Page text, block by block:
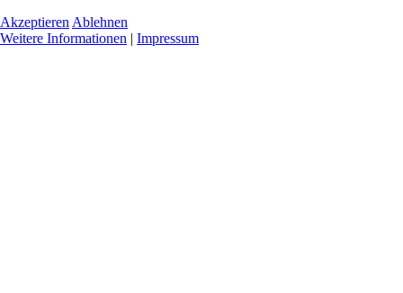
Akzeptieren Ablehnen
Weitere Informationen | Impressum